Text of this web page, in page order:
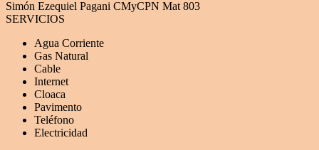
Simón Ezequiel Pagani CMyCPN Mat 803
SERVICIOS
Agua Corriente
Gas Natural
Cable
Internet
Cloaca
Pavimento
Teléfono
Electricidad